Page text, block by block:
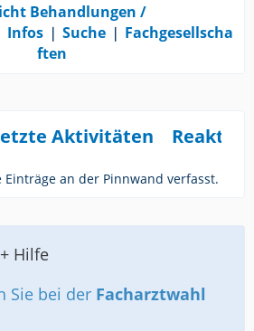
Behandlungen /
Infos ❘ Suche ❘ Fachgesellscha
ften
Aktivitäten
Einträge an der Pinnwand verfasst.
Hilfe
Sie bei der Facharztwahl